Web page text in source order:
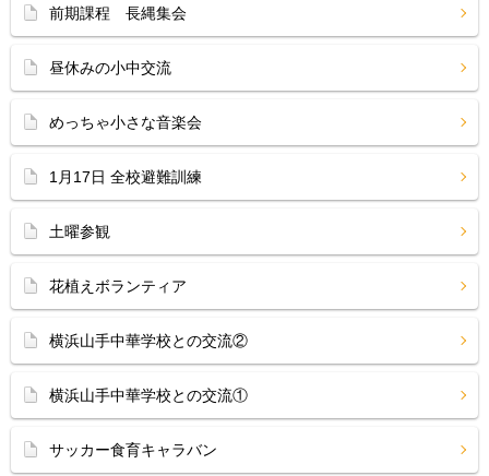
前期課程 長縄集会
昼休みの小中交流
めっちゃ小さな音楽会
1月17日 全校避難訓練
土曜参観
花植えボランティア
横浜山手中華学校との交流②
横浜山手中華学校との交流①
サッカー食育キャラバン